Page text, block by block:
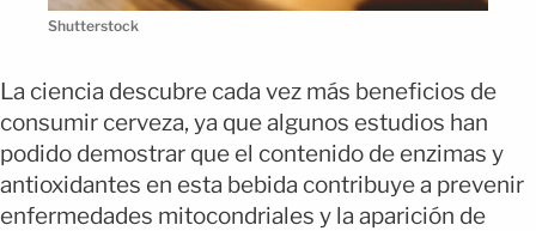
Shutterstock
La ciencia descubre cada vez más beneficios de
consumir cerveza, ya que algunos estudios han
podido demostrar que el contenido de enzimas y
antioxidantes en esta bebida contribuye a prevenir
enfermedades mitocondriales y la aparición de